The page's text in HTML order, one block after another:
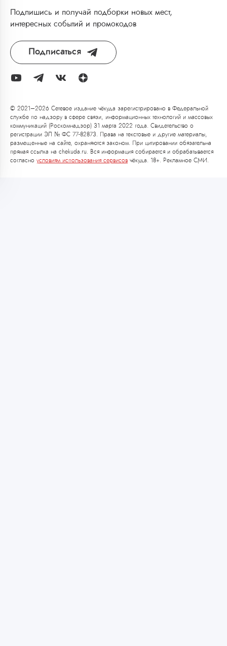
Подпишись и получай подборки новых мест,
интересных событий и промокодов
Подписаться
© 2021–2026 Сетевое издание чёкуда зарегистрировано в Федеральной
службе по надзору в сфере связи, информационных технологий и массовых
коммуникаций (Роскомнадзор) 31 марта 2022 года. Свидетельство о
регистрации ЭЛ № ФС 77-82873. Права на текстовые и другие материалы,
размещенные на сайте, охраняются законом. При цитировании обязательна
прямая ссылка на chekuda.ru. Вся информация собирается и обрабатывается
согласно условиям использования сервисов чёкуда. 18+. Рекламное СМИ.